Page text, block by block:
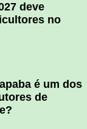
deve
no
é um dos
de